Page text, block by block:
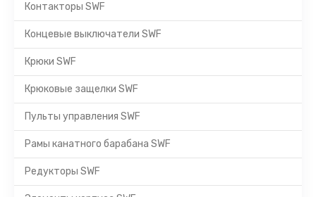
Контакторы SWF
Концевые выключатели SWF
Крюки SWF
Крюковые защелки SWF
Пульты управления SWF
Рамы канатного барабана SWF
Редукторы SWF